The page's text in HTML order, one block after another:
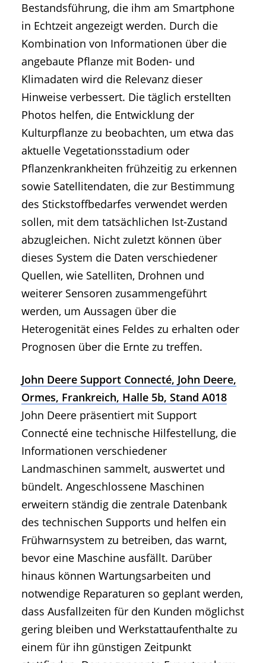
Bestandsführung, die ihm am Smartphone
in Echtzeit angezeigt werden. Durch die
Kombination von Informationen über die
angebaute Pflanze mit Boden- und
Klimadaten wird die Relevanz dieser
Hinweise verbessert. Die täglich erstellten
Photos helfen, die Entwicklung der
Kulturpflanze zu beobachten, um etwa das
aktuelle Vegetationsstadium oder
Pflanzenkrankheiten frühzeitig zu erkennen
sowie Satellitendaten, die zur Bestimmung
des Stickstoffbedarfes verwendet werden
sollen, mit dem tatsächlichen Ist-Zustand
abzugleichen. Nicht zuletzt können über
dieses System die Daten verschiedener
Quellen, wie Satelliten, Drohnen und
weiterer Sensoren zusammengeführt
werden, um Aussagen über die
Heterogenität eines Feldes zu erhalten oder
Prognosen über die Ernte zu treffen.
John Deere Support Connecté, John Deere,
Ormes, Frankreich, Halle 5b, Stand A018
John Deere präsentiert mit Support
Connecté eine technische Hilfestellung, die
Informationen verschiedener
Landmaschinen sammelt, auswertet und
bündelt. Angeschlossene Maschinen
erweitern ständig die zentrale Datenbank
des technischen Supports und helfen ein
Frühwarnsystem zu betreiben, das warnt,
bevor eine Maschine ausfällt. Darüber
hinaus können Wartungsarbeiten und
notwendige Reparaturen so geplant werden,
dass Ausfallzeiten für den Kunden möglichst
gering bleiben und Werkstattaufenthalte zu
einem für ihn günstigen Zeitpunkt